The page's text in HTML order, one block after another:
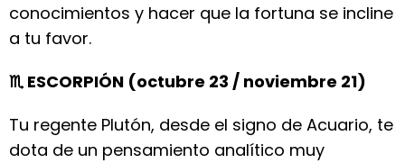
conocimientos y hacer que la fortuna se incline
a tu favor.
♏ ESCORPIÓN (octubre 23 / noviembre 21)
Tu regente Plutón, desde el signo de Acuario, te
dota de un pensamiento analítico muy